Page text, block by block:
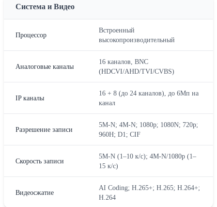
Система и Видео
Процессор
Встроенный
высокопроизводительный
Аналоговые каналы
16 каналов, BNC
(HDCVI/AHD/TVI/CVBS)
IP каналы
16 + 8 (до 24 каналов), до 6Мп на
канал
Разрешение записи
5M-N; 4M-N; 1080p; 1080N; 720p;
960H; D1; CIF
Скорость записи
5M-N (1–10 к/с); 4M-N/1080p (1–
15 к/с)
Видеосжатие
AI Coding; H.265+; H.265; H.264+;
H.264